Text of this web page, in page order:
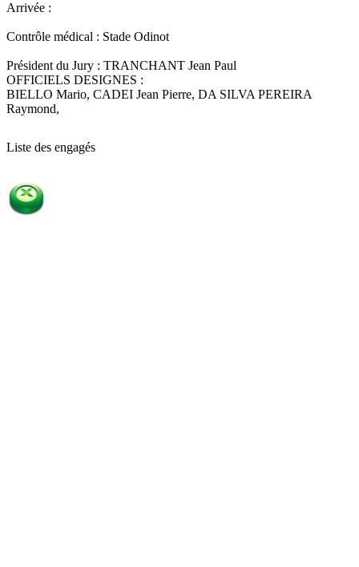
Arrivée :
Contrôle médical : Stade Odinot
Président du Jury : TRANCHANT Jean Paul
OFFICIELS DESIGNES :
BIELLO Mario, CADEI Jean Pierre, DA SILVA PEREIRA
Raymond,
Liste des engagés